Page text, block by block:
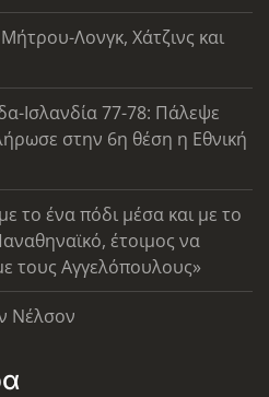
Λονγκ, Χάτζινς και
Ισλανδία 77-78: Πάλεψε
στην 6η θέση η Εθνική
το ένα πόδι μέσα και με το
έτοιμος να
τους Αγγελόπουλους»
Νέλσον